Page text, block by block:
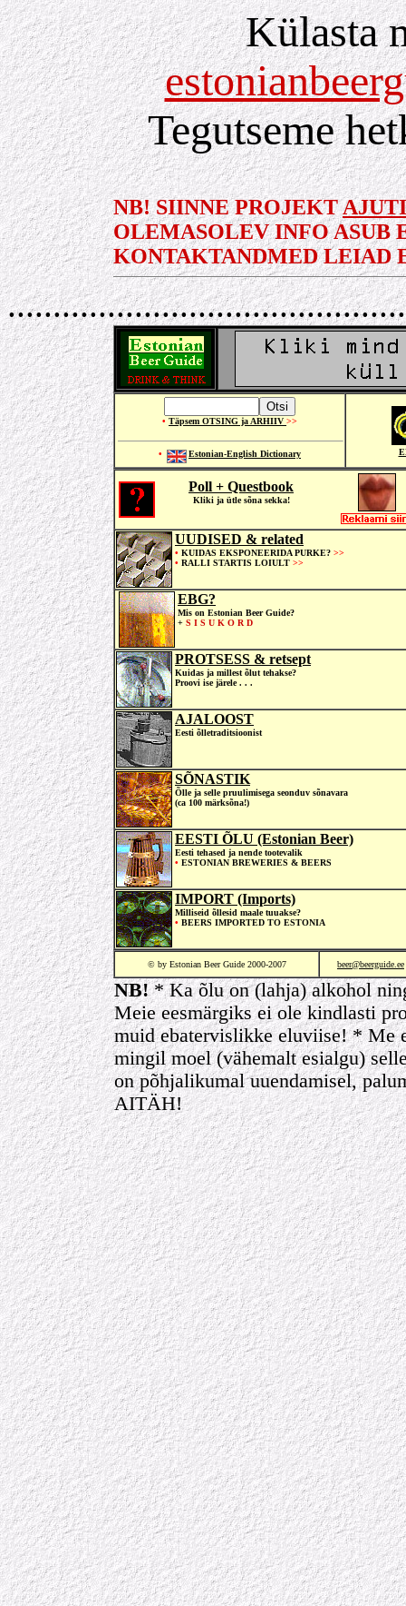
Külasta
Tegutseme
NB! SIINNE PROJEKT
OLEMASOLEV INFO ASUB
KONTAKTANDMED LEIAD
• Täpsem OTSING ja ARHIIV >>
• Estonian-English Dictionary
Poll + Questbook
Kliki ja ütle sõna sekka!
UUDISED & related
• KUIDAS EKSPONEERIDA PURKE? >>
• RALLI STARTIS LOIULT >>
EBG?
Mis on Estonian Beer Guide?
+ S I S U K O R D
PROTSESS & retsept
Kuidas ja millest õlut tehakse?
Proovi ise järele . . .
AJALOOST
Eesti õlletraditsioonist
SÕNASTIK
Õlle ja selle pruulimisega seonduv sõnavara
(ca 100 märksõna!)
EESTI ÕLU (Estonian Beer)
Eesti tehased ja nende tootevalik
• ESTONIAN BREWERIES & BEERS
IMPORT (Imports)
Milliseid õllesid maale tuuakse?
• BEERS IMPORTED TO ESTONIA
© by Estonian Beer Guide 2000-2007 beer@beerguide.ee
NB!* Ka õlu on (lahja) alkohol
Meie eesmärgiks ei ole kindlasti
muid ebatervislikke eluviise! * Me
mingil moel (vähemalt esialgu)
on põhjalikumal uuendamisel,
AITÄH!